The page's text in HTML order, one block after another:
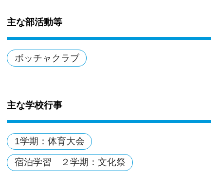
主な部活動等
ボッチャクラブ
主な学校行事
1学期：体育大会
宿泊学習 ２学期：文化祭